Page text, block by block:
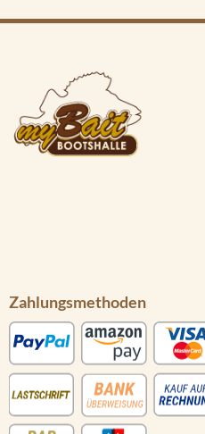
Zahlungsmethoden